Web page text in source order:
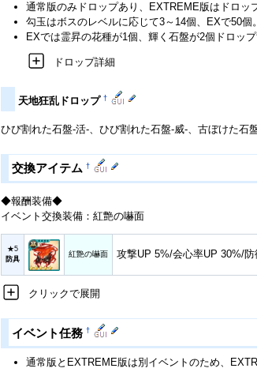
通常版のみドロップあり、EXTREME版はドロッ
勾玉はボスのレベルに応じて3～14個、EXで50
EXでは霊昇の花種が1個、輝く石盤が2個ドロッ
ドロップ詳細
天地狂乱ドロップ †
ひび割れた石盤-活-、ひび割れた石盤-威-、古ぼけた石
交換アイテム†
◆報酬装備◆
イベント交換装備：紅艶の嚇面
★5
防具
紅艶の嚇面 攻撃UP 5%/会心率UP 30%/防
クリックで展開
イベント任務†
通常版とEXTREME版は別イベントのため、